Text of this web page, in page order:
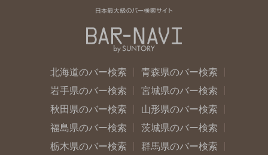
北海道のバー検索
青森県のバー検索
岩手県のバー検索
宮城県のバー検索
秋田県のバー検索
山形県のバー検索
福島県のバー検索
茨城県のバー検索
栃木県のバー検索
群馬県のバー検索